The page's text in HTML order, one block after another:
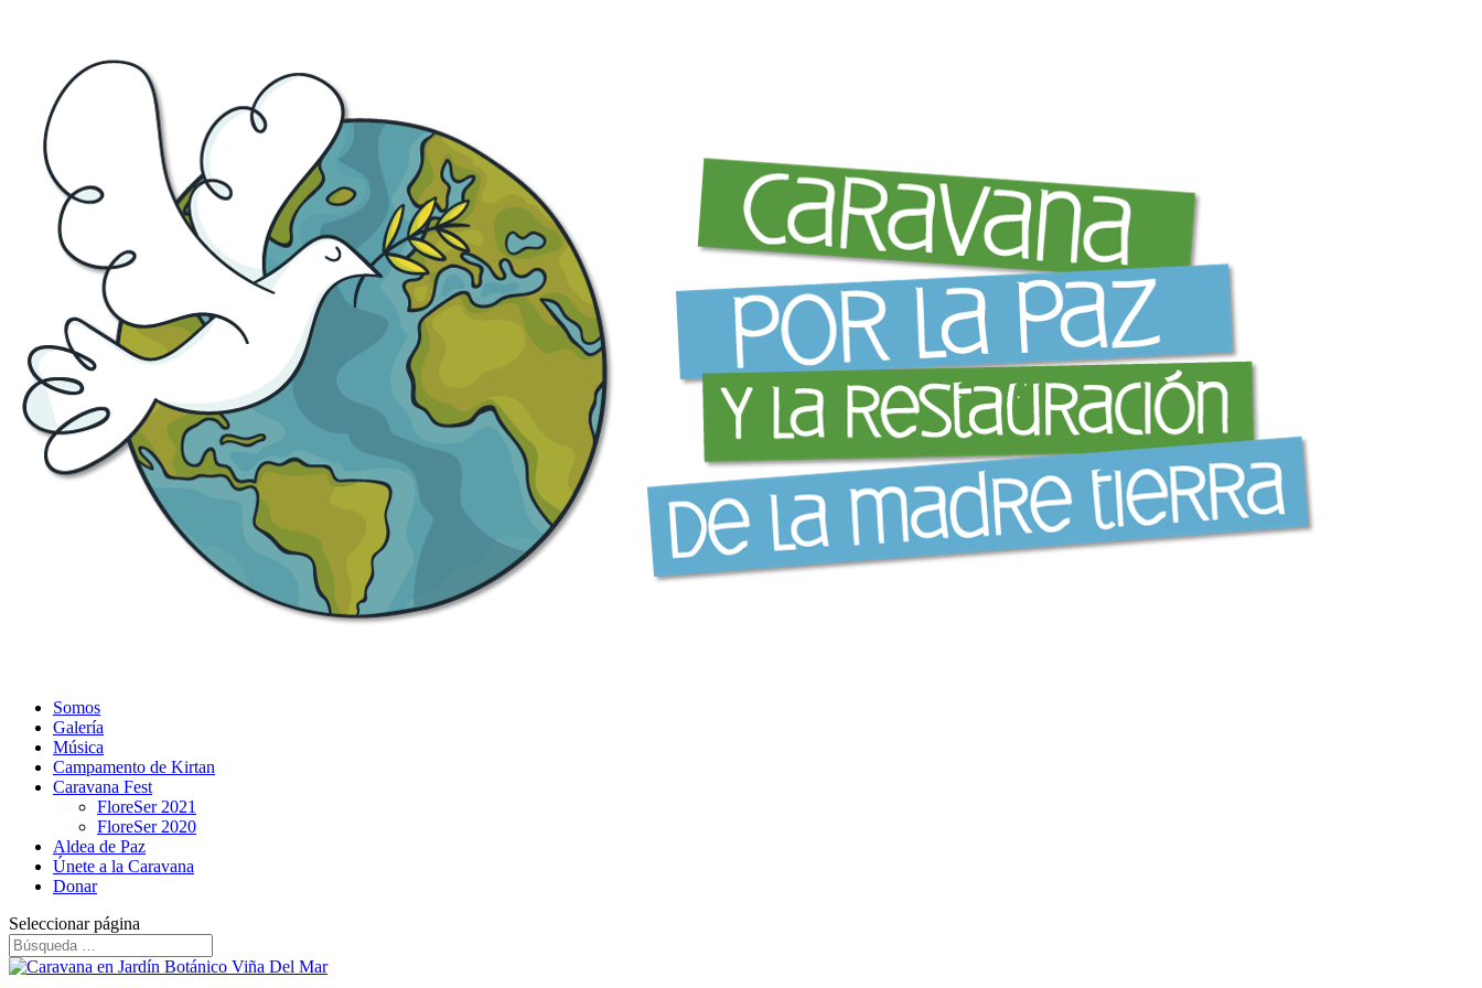
Somos
Galería
Música
Campamento de Kirtan
Caravana Fest
FloreSer 2021
FloreSer 2020
Aldea de Paz
Únete a la Caravana
Donar
Seleccionar página